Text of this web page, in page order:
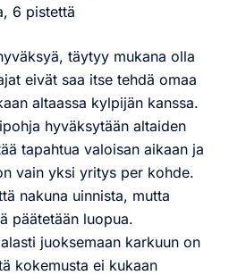
6 pistettä
täytyy mukana olla
eivät saa itse tehdä omaa
altaassa kylpijän kanssa.
hyväksytään altaiden
tapahtua valoisan aikaan ja
vain yksi yritys per kohde.
nakuna uinnista, mutta
päätetään luopua.
juoksemaan karkuun on
kokemusta ei kukaan